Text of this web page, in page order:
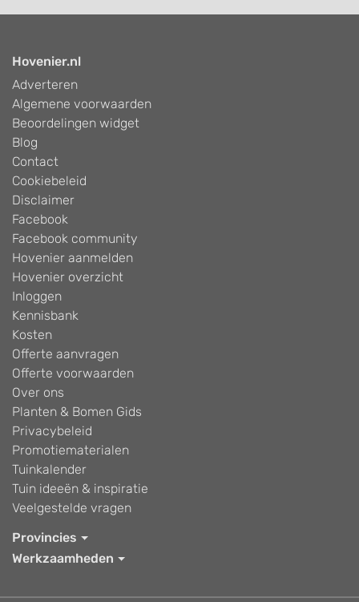
Hovenier.nl
Adverteren
Algemene voorwaarden
Beoordelingen widget
Blog
Contact
Cookiebeleid
Disclaimer
Facebook
Facebook community
Hovenier aanmelden
Hovenier overzicht
Inloggen
Kennisbank
Kosten
Offerte aanvragen
Offerte voorwaarden
Over ons
Planten & Bomen Gids
Privacybeleid
Promotiematerialen
Tuinkalender
Tuin ideeën & inspiratie
Veelgestelde vragen
Provincies
Werkzaamheden